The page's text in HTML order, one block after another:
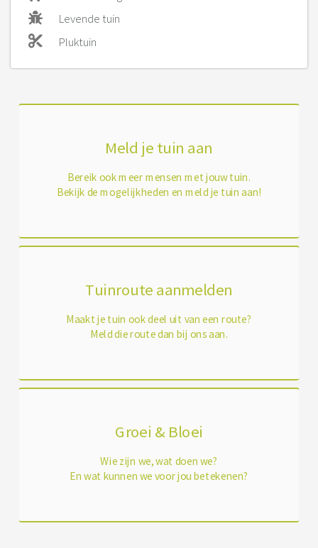
Levende tuin
Pluktuin
Meld je tuin aan
Bereik ook meer mensen met jouw tuin.
Bekijk de mogelijkheden en meld je tuin aan!
Tuinroute aanmelden
Maakt je tuin ook deel uit van een route?
Meld die route dan bij ons aan.
Groei & Bloei
Wie zijn we, wat doen we?
En wat kunnen we voor jou betekenen?